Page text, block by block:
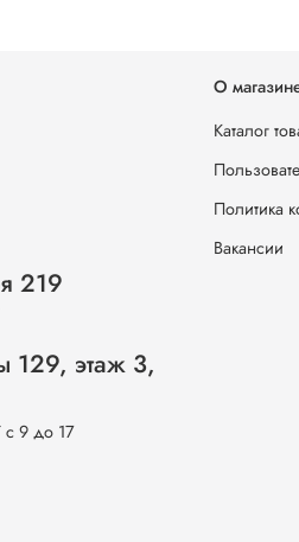
О
Каталог
Политика
Вакансии
219
129, этаж 3,
с 9 до 17